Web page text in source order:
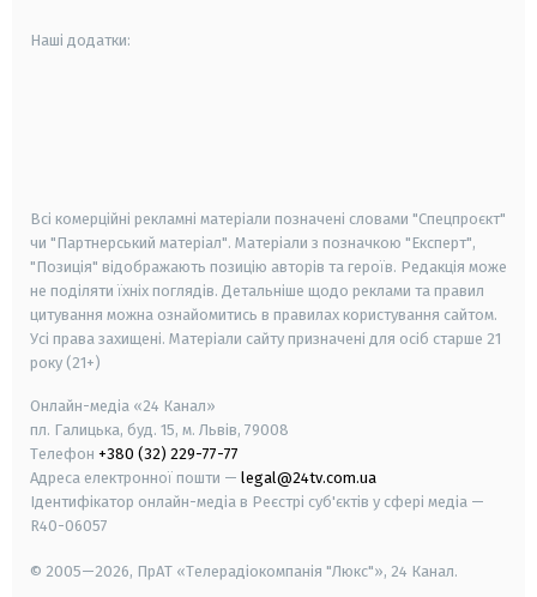
Наші додатки:
Всі комерційні рекламні матеріали позначені словами "Спецпроєкт"
чи "Партнерський матеріал". Матеріали з позначкою "Експерт",
"Позиція" відображають позицію авторів та героїв. Редакція може
не поділяти їхніх поглядів. Детальніше щодо реклами та правил
цитування можна ознайомитись в правилах користування сайтом.
Усі права захищені. Матеріали сайту призначені для осіб старше 21
року (21+)
Онлайн-медіа «24 Канал»
пл. Галицька, буд. 15, м. Львів, 79008
Телефон +380 (32) 229-77-77
Адреса електронної пошти — legal@24tv.com.ua
Ідентифікатор онлайн-медіа в Реєстрі суб'єктів у сфері медіа —
R40-06057
© 2005—2026, ПрАТ «Телерадіокомпанія "Люкс"», 24 Канал.